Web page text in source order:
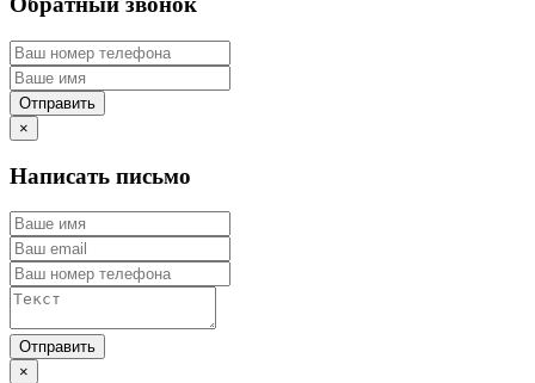
×
Написать письмо
×